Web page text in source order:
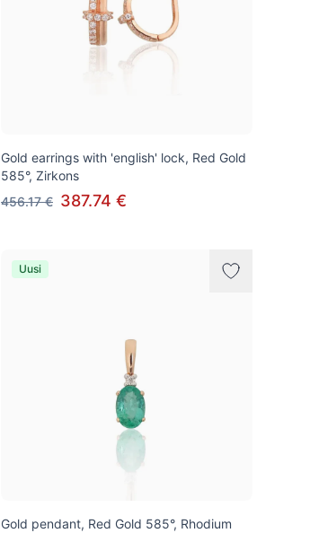
Gold earrings with 'english' lock, Red Gold
585°, Zirkons
456.17 € 387.74 €
Uusi
Gold pendant, Red Gold 585°, Rhodium